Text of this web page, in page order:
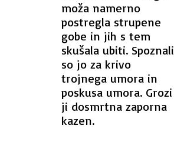
moža namerno
postregla strupene
gobe in jih s tem
skušala ubiti. Spoznali
so jo za krivo
trojnega umora in
poskusa umora. Grozi
ji dosmrtna zaporna
kazen.